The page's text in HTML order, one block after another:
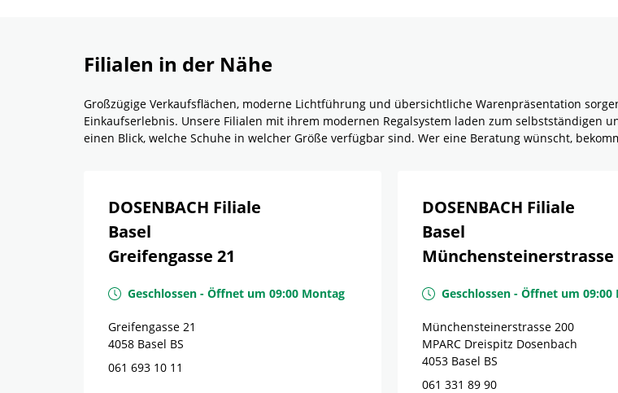
Filialen in der Nähe
Großzügige Verkaufsflächen, moderne Lichtführung und übersichtliche Warenpräsentation
Einkaufserlebnis. Unsere Filialen mit ihrem modernen Regalsystem laden zum selbstständigen
einen Blick, welche Schuhe in welcher Größe verfügbar sind. Wer eine Beratung wünscht,
DOSENBACH Filiale
Basel
Greifengasse 21
Geschlossen - Öffnet um 09:00 Montag
Greifengasse 21
4058 Basel BS
061 693 10 11
DOSENBACH Filiale
Basel
Münchensteinerstrasse
Geschlossen - Öffnet um 09:00
Münchensteinerstrasse 200
MPARC Dreispitz Dosenbach
4053 Basel BS
061 331 89 90